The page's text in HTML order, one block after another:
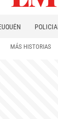
MÁS HISTORIAS